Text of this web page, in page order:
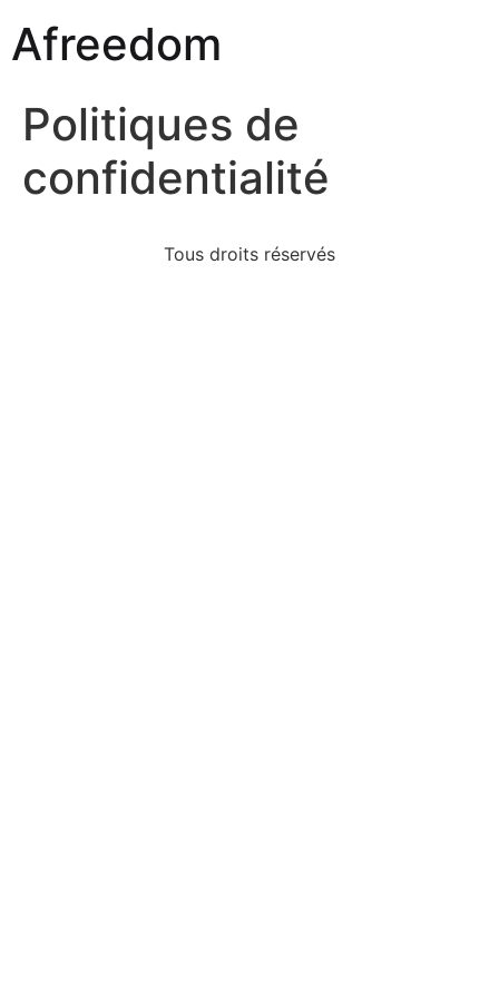
Afreedom
Politiques de
confidentialité
Tous droits réservés